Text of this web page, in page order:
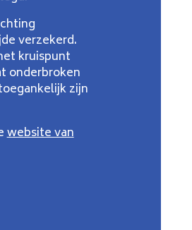
verzekerd.
kruispunt
onderbroken
zijn
website van